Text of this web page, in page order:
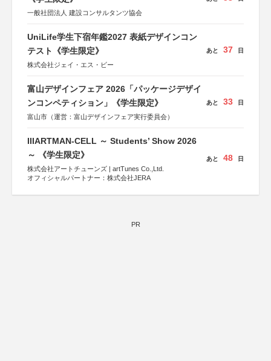
一般社団法人 建設コンサルタンツ協会
UniLife学生下宿年鑑2027 表紙デザインコン
テスト《学生限定》
株式会社ジェイ・エス・ビー
あと 37 日
富山デザインフェア 2026「パッケージデザイ
ンコンペティション」《学生限定》
富山市（運営：富山デザインフェア実行委員会）
あと 33 日
IIIARTMAN-CELL ～ Students’ Show 2026
～ 《学生限定》
株式会社アートチューンズ | artTunes Co.,Ltd.
オフィシャルパートナー：株式会社JERA
あと 48 日
PR